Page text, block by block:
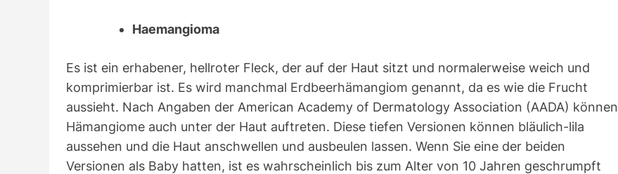
Haemangioma
Es ist ein erhabener, hellroter Fleck, der auf der Haut sitzt und normalerweise weich und
komprimierbar ist. Es wird manchmal Erdbeerhämangiom genannt, da es wie die Frucht
aussieht. Nach Angaben der American Academy of Dermatology Association (AADA) können
Hämangiome auch unter der Haut auftreten. Diese tiefen Versionen können bläulich-lila
aussehen und die Haut anschwellen und ausbeulen lassen. Wenn Sie eine der beiden
Versionen als Baby hatten, ist es wahrscheinlich bis zum Alter von 10 Jahren geschrumpft